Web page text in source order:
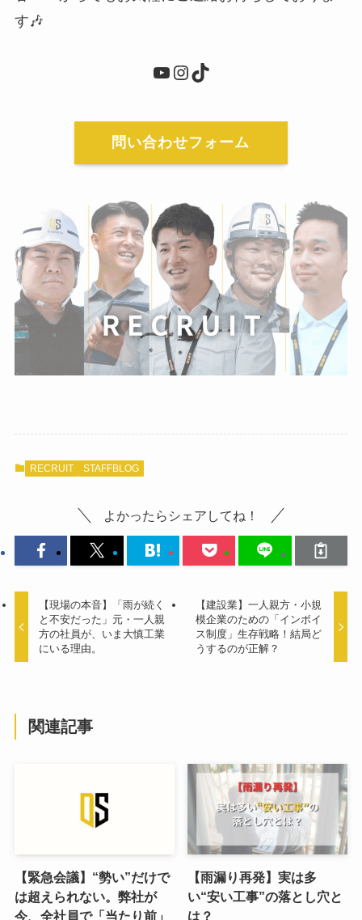
す🎶
YouTube
Instagram
TikTok
問い合わせフォーム
RECRUIT STAFFBLOG
よかったらシェアしてね！
【現場の本音】「雨が続く
と不安だった」元・一人親
方の社員が、いま大慎工業
にいる理由。
【建設業】一人親方・小規
模企業のための「インボイ
ス制度」生存戦略！結局ど
うするのが正解？
関連記事
【緊急会議】“勢い”だけで
は超えられない。弊社が
今、全社員で「当たり前」
【雨漏り再発】実は多
い“安い工事”の落とし穴と
は？